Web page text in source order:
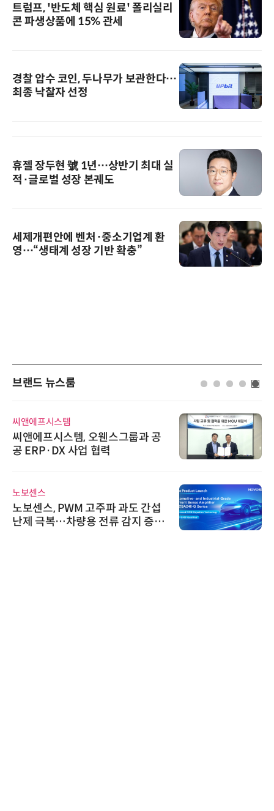
트럼프, '반도체 핵심 원료' 폴리실리
콘 파생상품에 15% 관세
경찰 압수 코인, 두나무가 보관한다…
최종 낙찰자 선정
휴젤 장두현 號 1년…상반기 최대 실
적·글로벌 성장 본궤도
세제개편안에 벤처·중소기업계 환
영…“생태계 성장 기반 확충”
브랜드 뉴스룸
공
폭
슈퍼솔루션, 2026 Next-Gen AI
ooling Summit 성황리 성료
와이즈스톤, 에이데이타 'SCV 기
수집 데이터'에 DQ인증 최고 등